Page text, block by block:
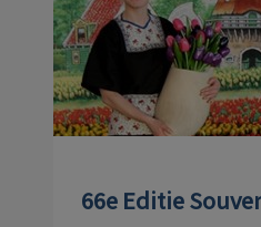
66e Editie